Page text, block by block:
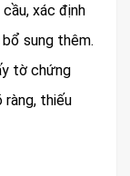
xác định
sung thêm.
tờ chứng
ràng, thiếu